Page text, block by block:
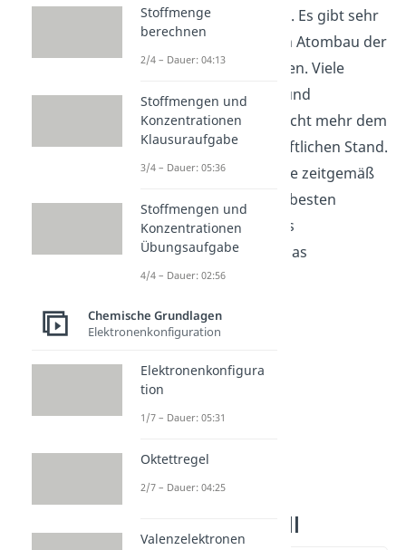
um deinen Atomkern. Es gibt sehr
viele Modelle, die den Atombau der
Atomhülle beschreiben. Viele
davon sind veraltet
und
entsprechen lange nicht mehr dem
heutigen wissenschaftlichen Stand.
Die Modelle, die heute zeitgemäß
sind und Realität am besten
beschreiben, sind das
Schalenmodell
und das
Orbitalmodell
Atomaufbau
Schalenmodell
Stoffmenge
berechnen
2/4 – Dauer: 04:13
Stoffmengen und
Konzentrationen
Klausuraufgabe
3/4 – Dauer: 05:36
Stoffmengen und
Konzentrationen
Übungsaufgabe
4/4 – Dauer: 02:56
Chemische Grundlagen
Elektronenkonfiguration
Elektronenkonfigura
tion
1/7 – Dauer: 05:31
Oktettregel
2/7 – Dauer: 04:25
Valenzelektronen